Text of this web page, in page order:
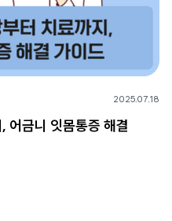
2025.07.18
어금니 잇몸통증 해결